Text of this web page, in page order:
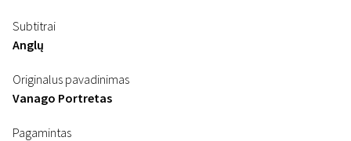
Subtitrai
Anglų
Originalus pavadinimas
Vanago Portretas
Pagamintas